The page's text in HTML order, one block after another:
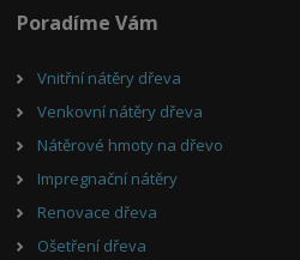
Poradíme Vám
Vnitřní nátěry dřeva
Venkovní nátěry dřeva
Nátěrové hmoty na dřevo
Impregnační nátěry
Renovace dřeva
Ošetření dřeva